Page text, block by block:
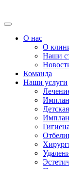
О нас
О
Наши
Команда
Наши услуги